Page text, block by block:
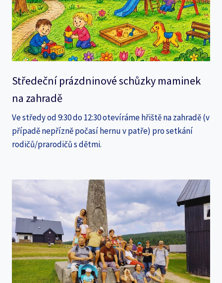
Středeční prázdninové schůzky maminek
na zahradě
Ve středy od 9:30 do 12:30 otevíráme hřiště na zahradě (v
případě nepřízně počasí hernu v patře) pro setkání
rodičů/prarodičů s dětmi.